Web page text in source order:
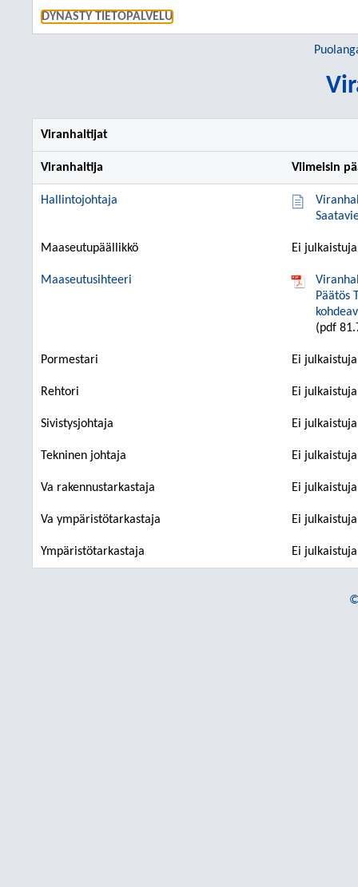
DYNASTY TIETOPALVELU
Viranhaltijat
Viranhaltija Viimeisin
Hallintojohtaja
Maaseutupäällikkö Ei
Maaseutusihteeri
Päätös
(pdf
Pormestari Ei
Rehtori Ei
Sivistysjohtaja Ei
Tekninen johtaja Ei
Va rakennustarkastaja Ei
Va ympäristötarkastaja Ei
Ympäristötarkastaja Ei